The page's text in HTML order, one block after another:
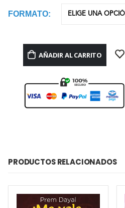
FORMATO
AÑADIR AL CARRITO
PRODUCTOS RELACIONADOS